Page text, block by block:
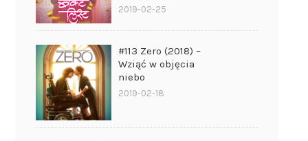
2019-02-25
#113 Zero (2018) –
Wziąć w objęcia
niebo
2019-02-18